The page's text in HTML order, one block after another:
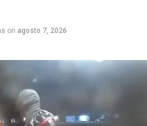
on agosto 7, 2026